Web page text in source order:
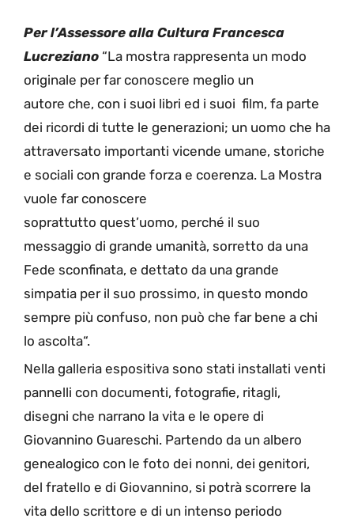
Per l’Assessore alla Cultura Francesca
Lucreziano “La mostra rappresenta un modo
originale per far conoscere meglio un
autore che, con i suoi libri ed i suoi film, fa parte
dei ricordi di tutte le generazioni; un uomo che ha
attraversato importanti vicende umane, storiche
e sociali con grande forza e coerenza. La Mostra
vuole far conoscere
soprattutto quest’uomo, perché il suo
messaggio di grande umanità, sorretto da una
Fede sconfinata, e dettato da una grande
simpatia per il suo prossimo, in questo mondo
sempre più confuso, non può che far bene a chi
lo ascolta“.
Nella galleria espositiva sono stati installati venti
pannelli con documenti, fotografie, ritagli,
disegni che narrano la vita e le opere di
Giovannino Guareschi. Partendo da un albero
genealogico con le foto dei nonni, dei genitori,
del fratello e di Giovannino, si potrà scorrere la
vita dello scrittore e di un intenso periodo